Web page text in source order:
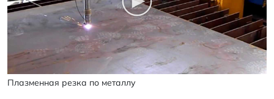
Плазменная резка по металлу